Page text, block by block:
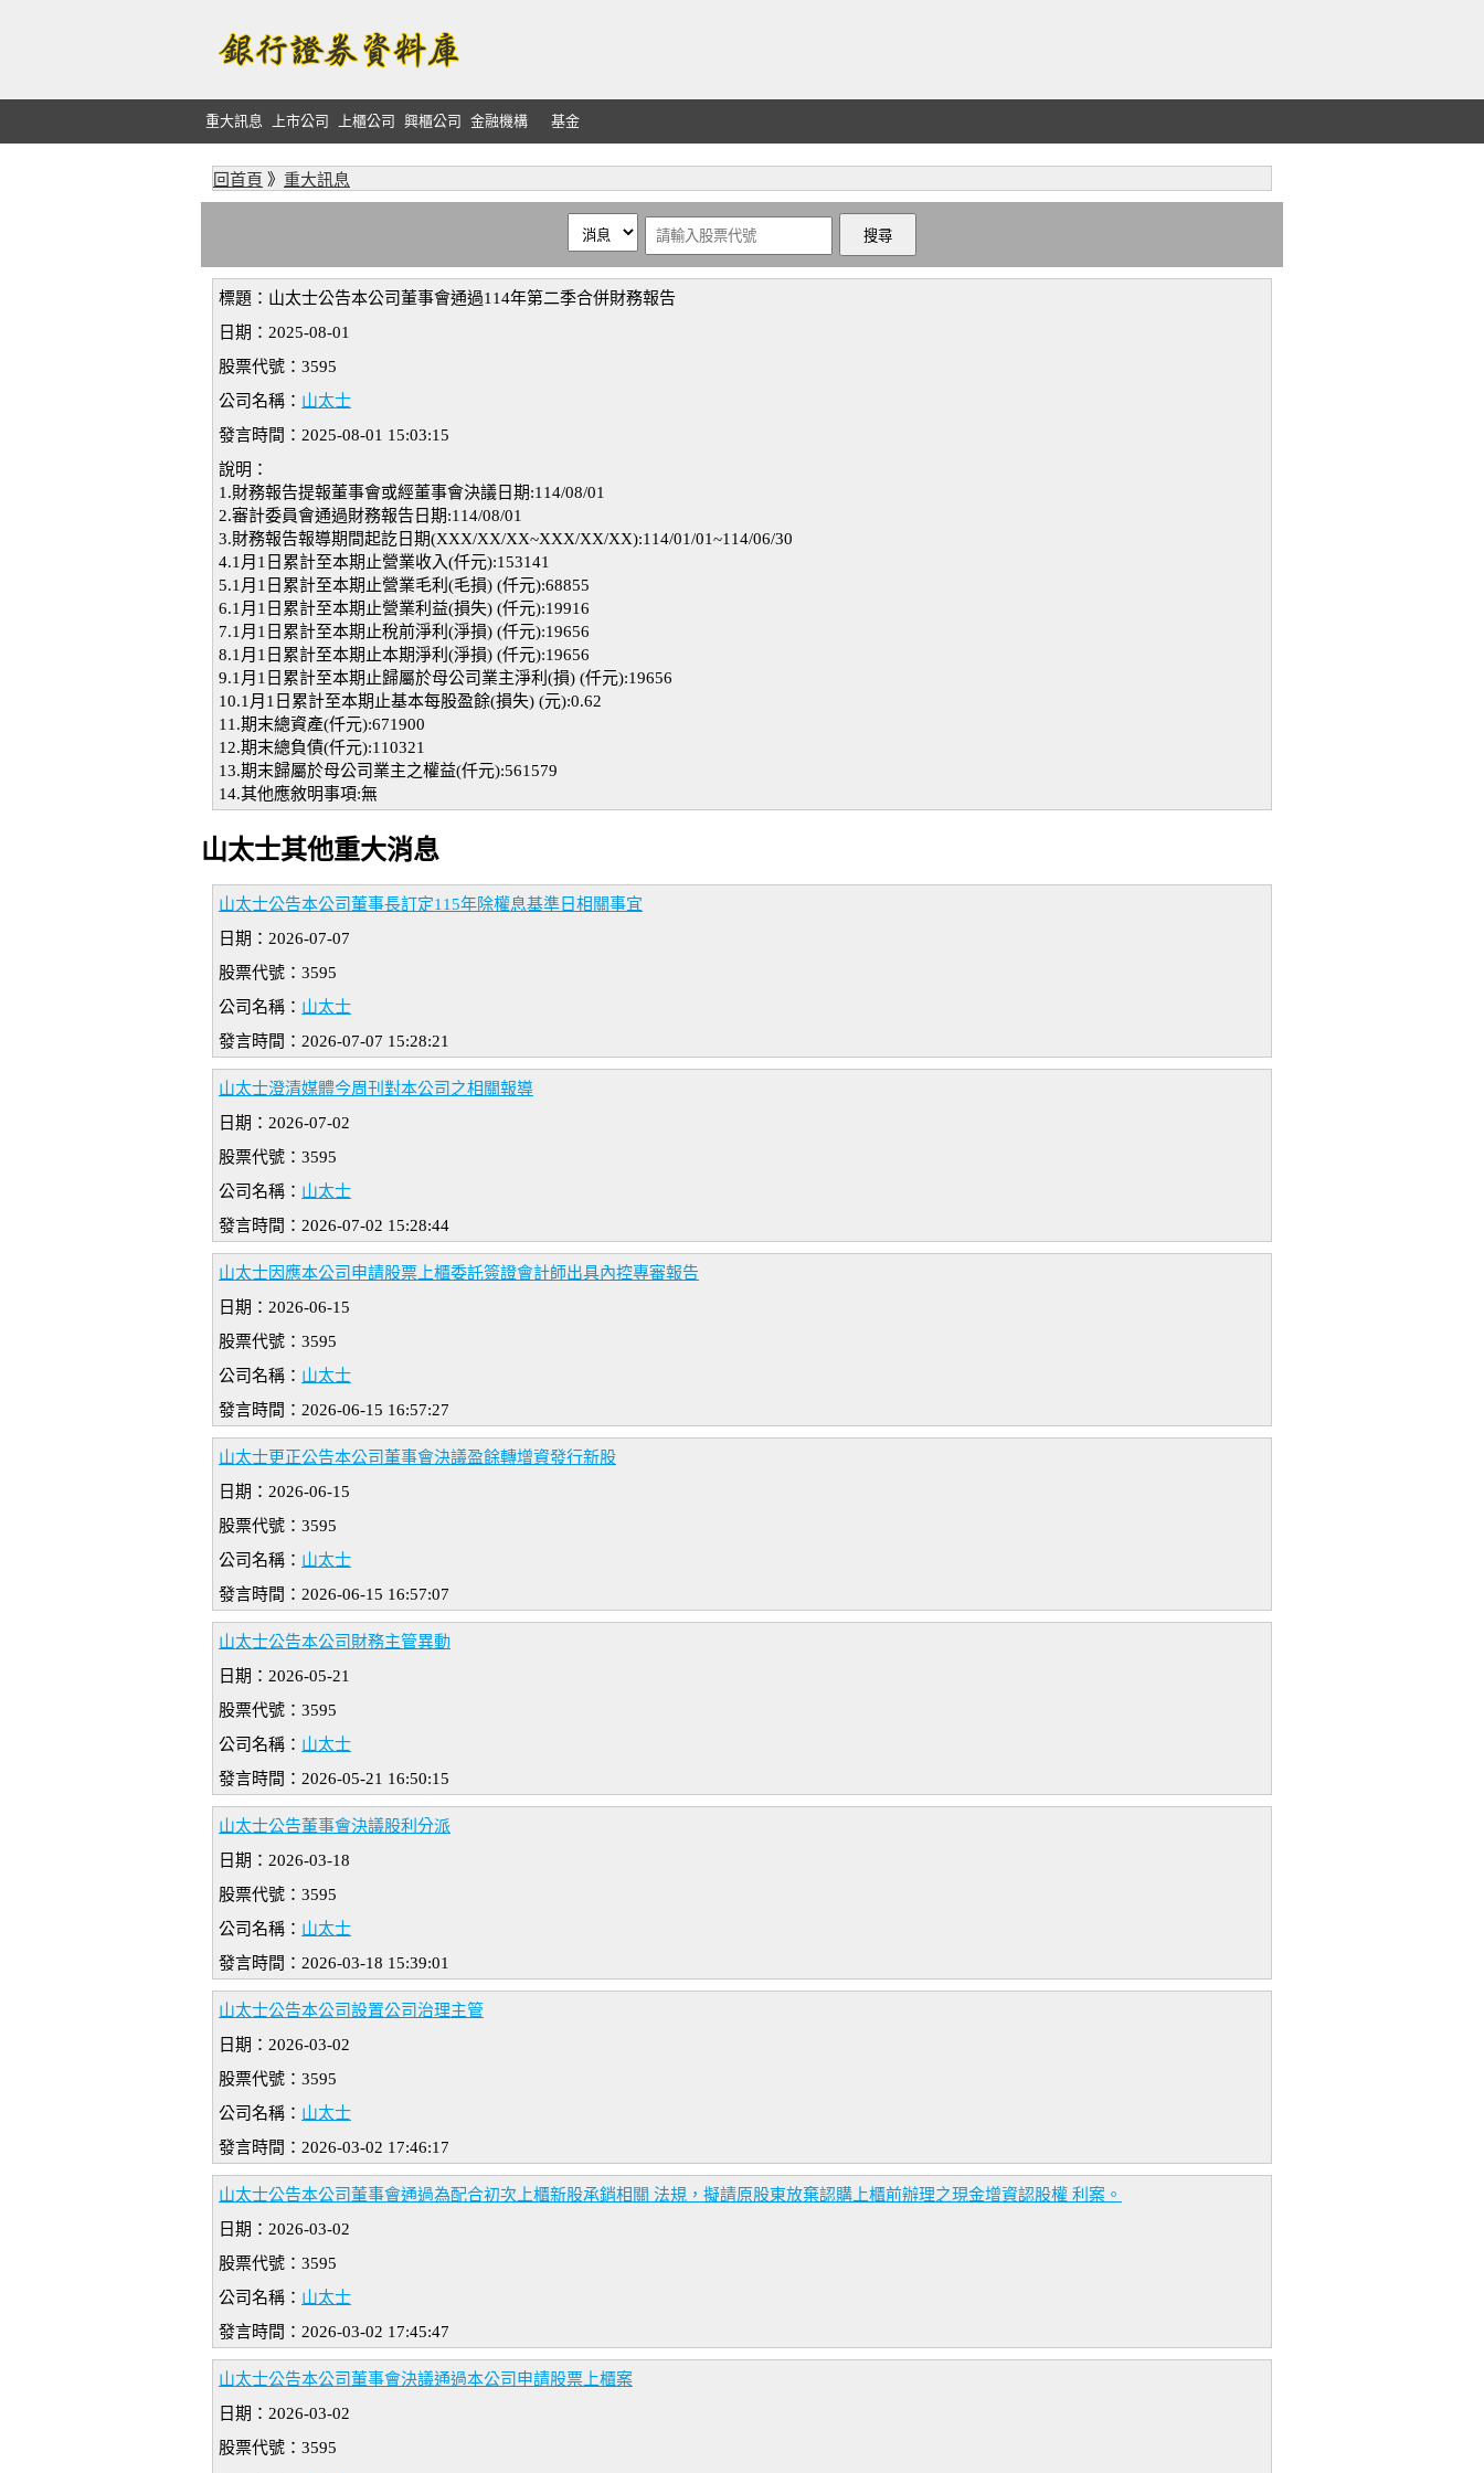
重大訊息 上市公司 上櫃公司 興櫃公司 金融機構 基金
回首頁 》 重大訊息
標題：山太士公告本公司董事會通過114年第二季合併財務報告
日期：2025-08-01
股票代號：3595
公司名稱： 山太士
發言時間：2025-08-01 15:03:15
說明：
1.財務報告提報董事會或經董事會決議日期:114/08/01
2.審計委員會通過財務報告日期:114/08/01
3.財務報告報導期間起訖日期(XXX/XX/XX~XXX/XX/XX):114/01/01~114/06/30
4.1月1日累計至本期止營業收入(仟元):153141
5.1月1日累計至本期止營業毛利(毛損) (仟元):68855
6.1月1日累計至本期止營業利益(損失) (仟元):19916
7.1月1日累計至本期止稅前淨利(淨損) (仟元):19656
8.1月1日累計至本期止本期淨利(淨損) (仟元):19656
9.1月1日累計至本期止歸屬於母公司業主淨利(損) (仟元):19656
10.1月1日累計至本期止基本每股盈餘(損失) (元):0.62
11.期末總資產(仟元):671900
12.期末總負債(仟元):110321
13.期末歸屬於母公司業主之權益(仟元):561579
14.其他應敘明事項:無
山太士其他重大消息
山太士公告本公司董事長訂定115年除權息基準日相關事宜
日期：2026-07-07
股票代號：3595
公司名稱： 山太士
發言時間：2026-07-07 15:28:21
山太士澄清媒體今周刊對本公司之相關報導
日期：2026-07-02
股票代號：3595
公司名稱： 山太士
發言時間：2026-07-02 15:28:44
山太士因應本公司申請股票上櫃委託簽證會計師出具內控專審報告
日期：2026-06-15
股票代號：3595
公司名稱： 山太士
發言時間：2026-06-15 16:57:27
山太士更正公告本公司董事會決議盈餘轉增資發行新股
日期：2026-06-15
股票代號：3595
公司名稱： 山太士
發言時間：2026-06-15 16:57:07
山太士公告本公司財務主管異動
日期：2026-05-21
股票代號：3595
公司名稱： 山太士
發言時間：2026-05-21 16:50:15
山太士公告董事會決議股利分派
日期：2026-03-18
股票代號：3595
公司名稱： 山太士
發言時間：2026-03-18 15:39:01
山太士公告本公司設置公司治理主管
日期：2026-03-02
股票代號：3595
公司名稱： 山太士
發言時間：2026-03-02 17:46:17
山太士公告本公司董事會通過為配合初次上櫃新股承銷相關 法規，擬請原股東放棄認購上櫃前辦理之現金增資認股權 利案。
日期：2026-03-02
股票代號：3595
公司名稱： 山太士
發言時間：2026-03-02 17:45:47
山太士公告本公司董事會決議通過本公司申請股票上櫃案
日期：2026-03-02
股票代號：3595